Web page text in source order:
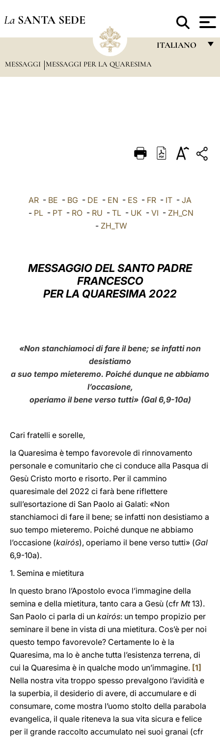
La SANTA SEDE
ITALIANO
DEUTSCH
العربيّة
中文
MESSAGGI MESSAGGI PER LA QUARESIMA
AR - BE - BG - DE - EN - ES - FR - IT - JA
- PL - PT - RO - RU - TL - UK - VI - ZH_CN
- ZH_TW
MESSAGGIO DEL SANTO PADRE
FRANCESCO
PER LA QUARESIMA 2022
«Non stanchiamoci di fare il bene; se infatti non
desistiamo
a suo tempo mieteremo. Poiché dunque ne abbiamo
l’occasione,
operiamo il bene verso tutti» (Gal 6,9-10a)
Cari fratelli e sorelle,
la Quaresima è tempo favorevole di rinnovamento
personale e comunitario che ci conduce alla Pasqua di
Gesù Cristo morto e risorto. Per il cammino
quaresimale del 2022 ci farà bene riflettere
sull’esortazione di San Paolo ai Galati: «Non
stanchiamoci di fare il bene; se infatti non desistiamo a
suo tempo mieteremo. Poiché dunque ne abbiamo
l’occasione (kairós), operiamo il bene verso tutti» (Gal
6,9-10a).
1. Semina e mietitura
In questo brano l’Apostolo evoca l’immagine della
semina e della mietitura, tanto cara a Gesù (cfr Mt13).
San Paolo ci parla di un kairós: un tempo propizio per
seminare il bene in vista di una mietitura. Cos’è per noi
questo tempo favorevole? Certamente lo è la
Quaresima, ma lo è anche tutta l’esistenza terrena, di
cui la Quaresima è in qualche modo un’immagine. [1]
Nella nostra vita troppo spesso prevalgono l’avidità e
la superbia, il desiderio di avere, di accumulare e di
consumare, come mostra l’uomo stolto della parabola
evangelica, il quale riteneva la sua vita sicura e felice
per il grande raccolto accumulato nei suoi granai (cfr